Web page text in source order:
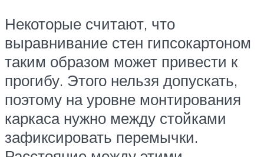
Некоторые считают, что
выравнивание стен гипсокартоном
таким образом может привести к
прогибу. Этого нельзя допускать,
поэтому на уровне монтирования
каркаса нужно между стойками
зафиксировать перемычки.